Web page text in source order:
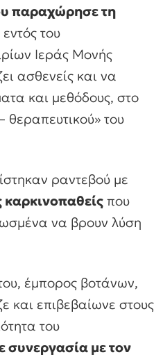
παραχώρησε τη
εντός του
Ιεράς Μονής
ασθενείς και να
και μεθόδους, στο
θεραπευτικού» του
ραντεβού με
που
να βρουν λύση
έμπορος βοτάνων,
και επιβεβαίωνε στους
του
συνεργασία με τον